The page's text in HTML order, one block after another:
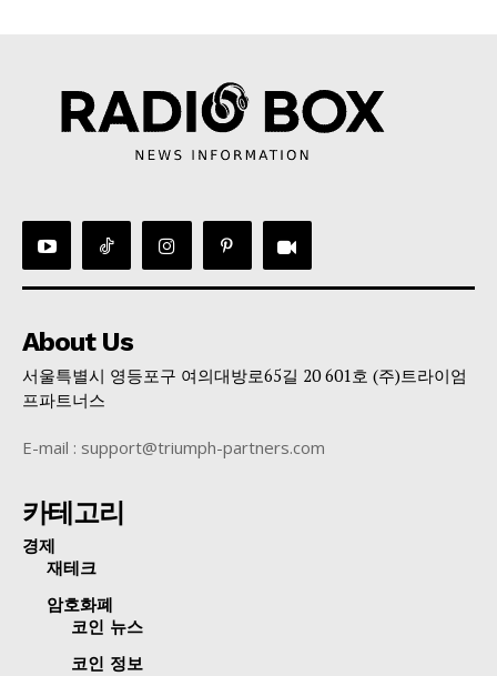
About Us
서울특별시 영등포구 여의대방로65길 20 601호 (주)트라이엄
프파트너스
E-mail : support@triumph-partners.com
카테고리
경제
재테크
암호화폐
코인 뉴스
코인 정보